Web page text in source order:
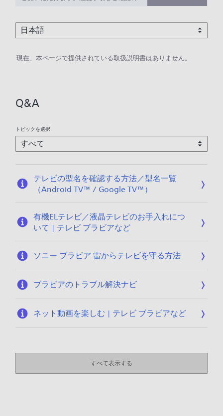
現在、本ページで提供されている取扱説明書はありません。
Q&A
トピックを選択
テレビの型名を確認する方法／型名一覧
（Android TV™ / Google TV™）
有機ELテレビ／液晶テレビのお手入れにつ
いて | テレビ ブラビアなど
ソニー ブラビア 雷からテレビを守る方法
ブラビアのトラブル解決ナビ
ネット動画を楽しむ | テレビ ブラビアなど
すべて表示する